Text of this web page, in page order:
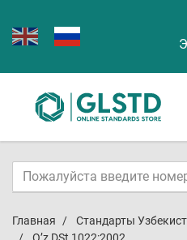
Главная Стандарты